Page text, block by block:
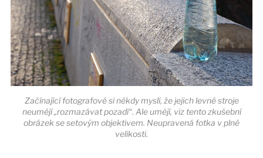
Začínající fotografové si někdy myslí, že jejich levné stroje
neumějí „rozmazávat pozadí“. Ale umějí, viz tento zkušební
obrázek se setovým objektivem. Neupravená fotka v plné
velikosti.